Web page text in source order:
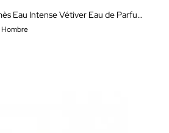
Terre D'Hermès Eau Intense Vétiver Eau de Parfum
Hombre